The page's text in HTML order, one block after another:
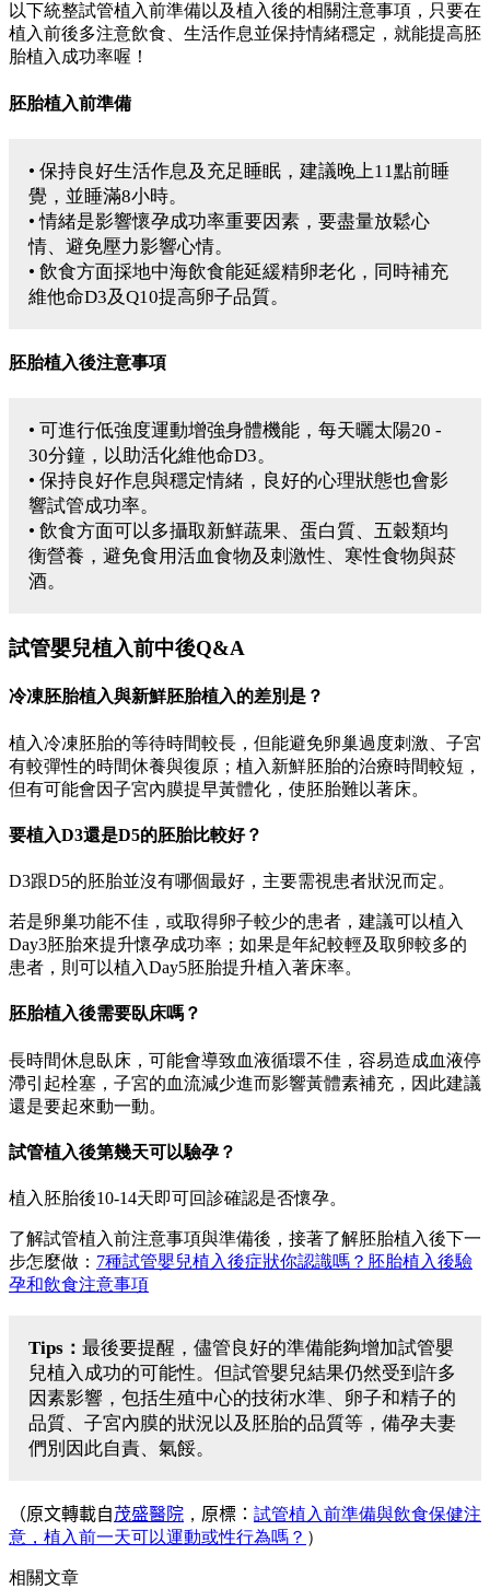
以下統整試管植入前準備以及植入後的相關注意事項，只要在
植入前後多注意飲食、生活作息並保持情緒穩定，就能提高胚
胎植入成功率喔！
胚胎植入前準備
• 保持良好生活作息及充足睡眠，建議晚上11點前睡
覺，並睡滿8小時。
• 情緒是影響懷孕成功率重要因素，要盡量放鬆心
情、避免壓力影響心情。
• 飲食方面採地中海飲食能延緩精卵老化，同時補充
維他命D3及Q10提高卵子品質。
胚胎植入後注意事項
• 可進行低強度運動增強身體機能，每天曬太陽20 -
30分鐘，以助活化維他命D3。
• 保持良好作息與穩定情緒，良好的心理狀態也會影
響試管成功率。
• 飲食方面可以多攝取新鮮蔬果、蛋白質、五穀類均
衡營養，避免食用活血食物及刺激性、寒性食物與菸
酒。
試管嬰兒植入前中後Q&A
冷凍胚胎植入與新鮮胚胎植入的差別是？
植入冷凍胚胎的等待時間較長，但能避免卵巢過度刺激、子宮
有較彈性的時間休養與復原；植入新鮮胚胎的治療時間較短，
但有可能會因子宮內膜提早黃體化，使胚胎難以著床。
要植入D3還是D5的胚胎比較好？
D3跟D5的胚胎並沒有哪個最好，主要需視患者狀況而定。
若是卵巢功能不佳，或取得卵子較少的患者，建議可以植入
Day3胚胎來提升懷孕成功率；如果是年紀較輕及取卵較多的
患者，則可以植入Day5胚胎提升植入著床率。
胚胎植入後需要臥床嗎？
長時間休息臥床，可能會導致血液循環不佳，容易造成血液停
滯引起栓塞，子宮的血流減少進而影響黃體素補充，因此建議
還是要起來動一動。
試管植入後第幾天可以驗孕？
植入胚胎後10-14天即可回診確認是否懷孕。
了解試管植入前注意事項與準備後，接著了解胚胎植入後下一
步怎麼做： 7種試管嬰兒植入後症狀你認識嗎？胚胎植入後驗
孕和飲食注意事項
Tips： 最後要提醒，儘管良好的準備能夠增加試管嬰
兒植入成功的可能性。但試管嬰兒結果仍然受到許多
因素影響，包括生殖中心的技術水準、卵子和精子的
品質、子宮內膜的狀況以及胚胎的品質等，備孕夫妻
們別因此自責、氣餒。
（原文轉載自茂盛醫院 ， 原標： 試管植入前準備與飲食保健注
意，植入前一天可以運動或性行為嗎？ ）
相關文章